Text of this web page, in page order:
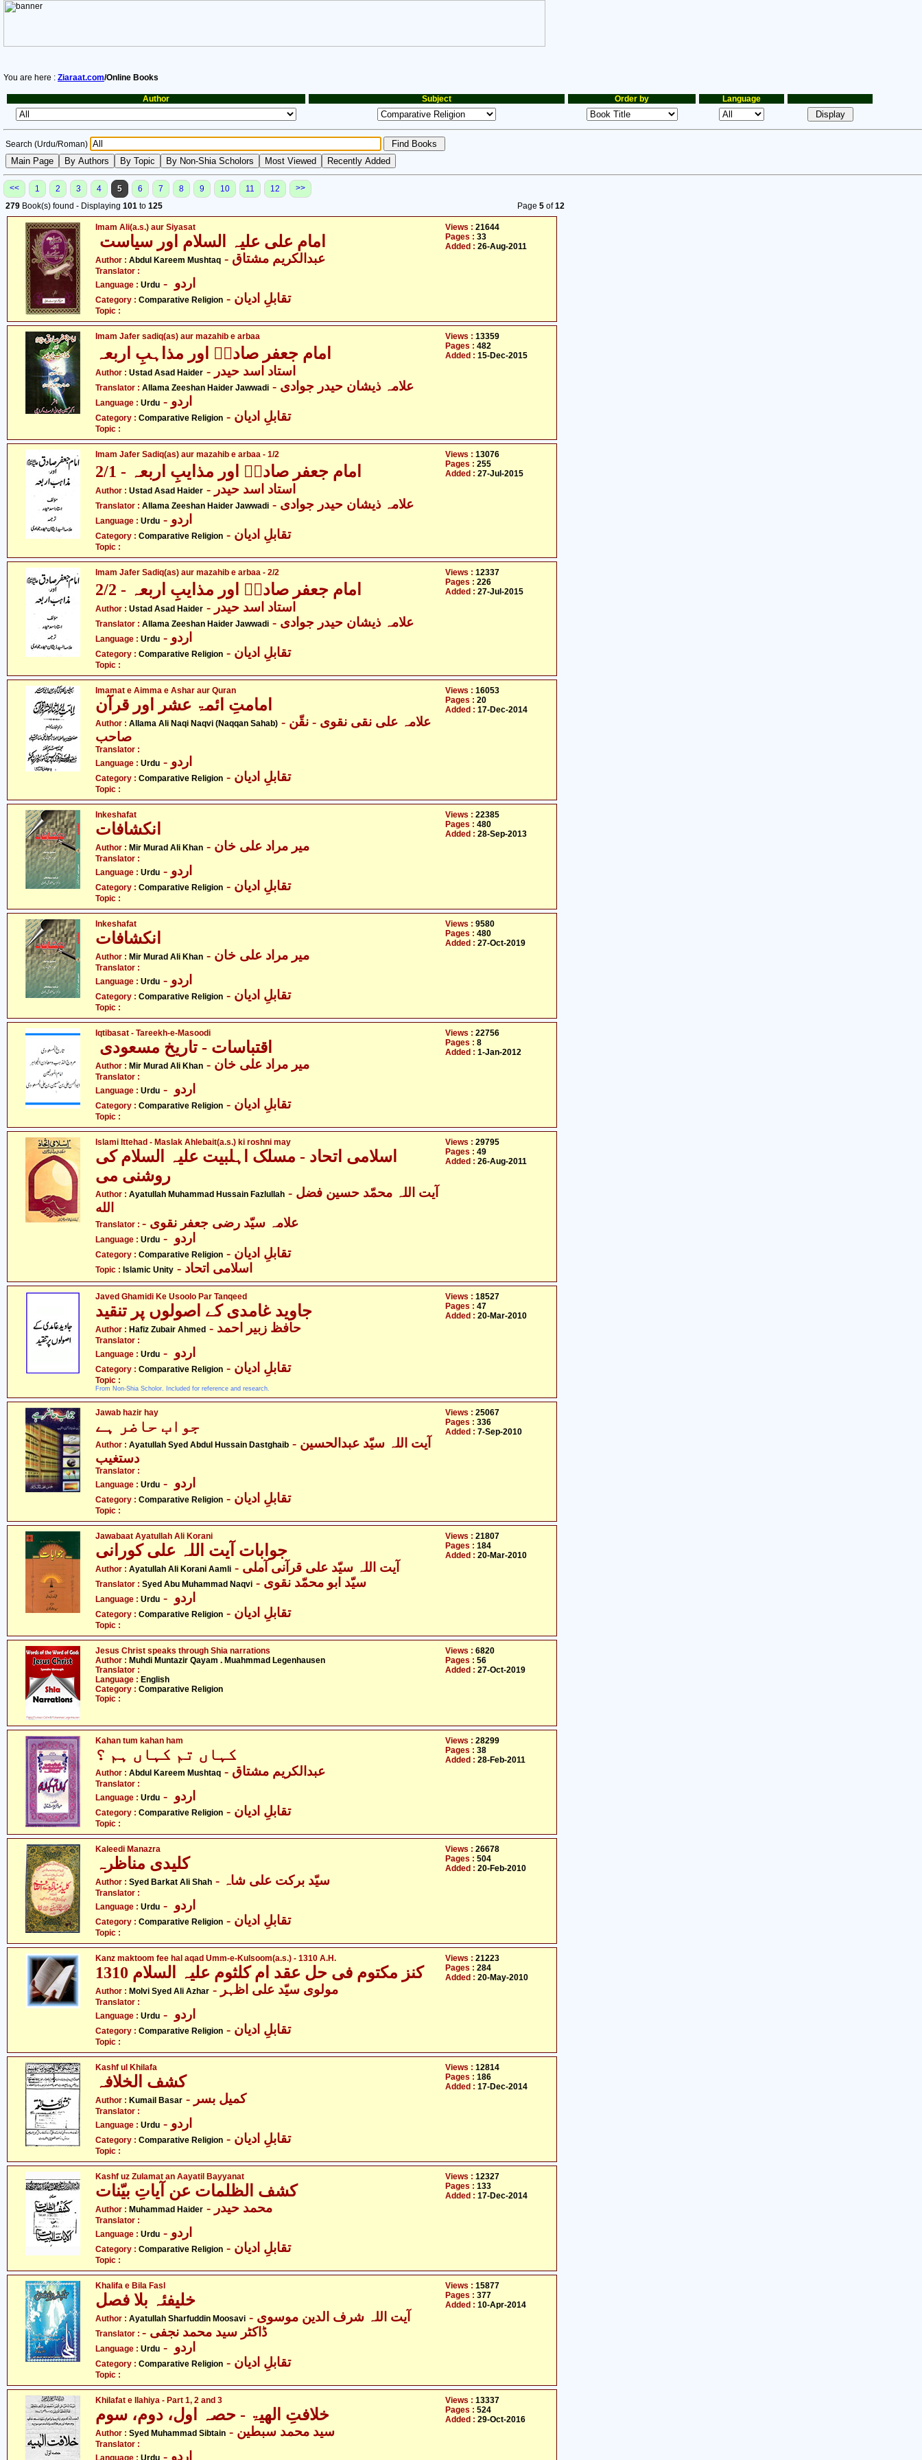
You are here : Ziaraat.com/Online Books
Author Subject Order by Language
Search (Urdu/Roman)
<< 1 2 3 4 5 6 7 8 9 10 11 12
>>
279 Book(s) found - Displaying 101 to 125 Page 5 of12
Imam Ali(a.s.) aur Siyasat
Author : Abdul Kareem Mushtaq - عبدالکریم مشتاق
Translator :
Language : Urdu
Category : Comparative Religion - تقابلِ ادیان
Topic :
Views : 21644
Pages : 33
Added : 26-Aug-2011
Imam Jafer sadiq(as) aur mazahib e arbaa
امام جعفر صادقؑ اور مذاہبِ اربعہ
Author : Ustad Asad Haider - استاد اسد حیدر
Translator : Allama Zeeshan Haider Jawwadi - علامہ ذیشان حیدر جوادی
Language : Urdu - اردو
Category : Comparative Religion - تقابلِ ادیان
Topic :
Views : 13359
Pages : 482
Added : 15-Dec-2015
Imam Jafer Sadiq(as) aur mazahib e arbaa - 1/2
امام جعفر صادقؑ اور مذایبِ اربعہ - 2/1
Author : Ustad Asad Haider - استاد اسد حیدر
Translator : Allama Zeeshan Haider Jawwadi - علامہ ذیشان حیدر جوادی
Language : Urdu - اردو
Category : Comparative Religion - تقابلِ ادیان
Topic :
Views : 13076
Pages : 255
Added : 27-Jul-2015
Imam Jafer Sadiq(as) aur mazahib e arbaa - 2/2
امام جعفر صادقؑ اور مذایبِ اربعہ - 2/2
Author : Ustad Asad Haider - استاد اسد حیدر
Translator : Allama Zeeshan Haider Jawwadi - علامہ ذیشان حیدر جوادی
Language : Urdu - اردو
Category : Comparative Religion - تقابلِ ادیان
Topic :
Views : 12337
Pages : 226
Added : 27-Jul-2015
Imamat e Aimma e Ashar aur Quran
امامتِ ائمۃ عشر اور قرآن
Author : Allama Ali Naqi Naqvi (Naqqan Sahab) - علامہ علی نقی نقوی - نقّن
صاحب
Translator :
Language : Urdu - اردو
Category : Comparative Religion - تقابلِ ادیان
Topic :
Views : 16053
Pages : 20
Added : 17-Dec-2014
Inkeshafat
انکشافات
Author : Mir Murad Ali Khan - میر مراد علی خان
Translator :
Language : Urdu - اردو
Category : Comparative Religion - تقابلِ ادیان
Topic :
Views : 22385
Pages : 480
Added : 28-Sep-2013
Inkeshafat
انکشافات
Author : Mir Murad Ali Khan - میر مراد علی خان
Translator :
Language : Urdu - اردو
Category : Comparative Religion - تقابلِ ادیان
Topic :
Views : 9580
Pages : 480
Added : 27-Oct-2019
Iqtibasat - Tareekh-e-Masoodi
اقتباسات - تاریخ مسعودی
Author : Mir Murad Ali Khan - میر مراد علی خان
Translator :
Language : Urdu
Category : Comparative Religion - تقابلِ ادیان
Topic :
Views : 22756
Pages : 8
Added : 1-Jan-2012
Islami Ittehad - Maslak Ahlebait(a.s.) ki roshni may
اسلامی اتحاد - مسلک اہلبیت علیہ السلام کی
روشنی می
Author : Ayatullah Muhammad Hussain Fazlullah - آیت اللہ محمّد حسین فضل
الله
Translator : - علامہ سیّد رضی جعفر نقوی
Language : Urdu
Category : Comparative Religion - تقابلِ ادیان
Topic : Islamic Unity - اسلامی اتحاد
Views : 29795
Pages : 49
Added : 26-Aug-2011
Javed Ghamidi Ke Usoolo Par Tanqeed
Author : Hafiz Zubair Ahmed - حافظ زبیر احمد
Translator :
Language : Urdu
Category : Comparative Religion - تقابلِ ادیان
Topic :
From Non-Shia Scholor. Included for reference and research.
Views : 18527
Pages : 47
Added : 20-Mar-2010
Jawab hazir hay
Author : Ayatullah Syed Abdul Hussain Dastghaib - آیت اللہ سیّد عبدالحسین
دستغیب
Translator :
Language : Urdu
Category : Comparative Religion - تقابلِ ادیان
Topic :
Views : 25067
Pages : 336
Added : 7-Sep-2010
Jawabaat Ayatullah Ali Korani
Author : Ayatullah Ali Korani Aamli - آیت اللہ سیّد علی قرآنی آملی
Translator : Syed Abu Muhammad Naqvi - سیّد ابو محمّد نقوی
Language : Urdu
Category : Comparative Religion - تقابلِ ادیان
Topic :
Views : 21807
Pages : 184
Added : 20-Mar-2010
Jesus Christ speaks through Shia narrations
Author : Muhdi Muntazir Qayam . Muahmmad Legenhausen
Translator :
Language : English
Category : Comparative Religion
Topic :
Views : 6820
Pages : 56
Added : 27-Oct-2019
Kahan tum kahan ham
کہاں تم کہاں ہم ؟
Author : Abdul Kareem Mushtaq - عبدالکریم مشتاق
Translator :
Language : Urdu
Category : Comparative Religion - تقابلِ ادیان
Topic :
Views : 28299
Pages : 38
Added : 28-Feb-2011
Kaleedi Manazra
کلیدی مناظرہ
Author : Syed Barkat Ali Shah - سیّد برکت علی شاہ
Translator :
Language : Urdu
Category : Comparative Religion - تقابلِ ادیان
Topic :
Views : 26678
Pages : 504
Added : 20-Feb-2010
Kanz maktoom fee hal aqad Umm-e-Kulsoom(a.s.) - 1310 A.H.
کنز مکتوم فی حل عقد ام کلثوم علیہ السلام 1310
Author : Molvi Syed Ali Azhar
Translator :
Language : Urdu
Category : Comparative Religion - تقابلِ ادیان
Topic :
Views : 21223
Pages : 284
Added : 20-May-2010
Kashf ul Khilafa
کشف الخلافہ
Author : Kumail Basar - کمیل بسر
Translator :
Language : Urdu - اردو
Category : Comparative Religion - تقابلِ ادیان
Topic :
Views : 12814
Pages : 186
Added : 17-Dec-2014
Kashf uz Zulamat an Aayatil Bayyanat
کشف الظلمات عن آیاتِ بیّنات
Author : Muhammad Haider - محمد حیدر
Translator :
Language : Urdu - اردو
Category : Comparative Religion - تقابلِ ادیان
Topic :
Views : 12327
Pages : 133
Added : 17-Dec-2014
Khalifa e Bila Fasl
خلیفئہ بلا فصل
Author : Ayatullah Sharfuddin Moosavi - آیت اللہ شرف الدین موسوی
Translator : - ڈاکٹر سید محمد نجفی
Language : Urdu
Category : Comparative Religion - تقابلِ ادیان
Topic :
Views : 15877
Pages : 377
Added : 10-Apr-2014
Khilafat e Ilahiya - Part 1, 2 and 3
خلافتِ الھیۃ - حصہ اول، دوم، سوم
Author : Syed Muhammad Sibtain - سید محمد سبطین
Translator :
Language : Urdu - اردو
Views : 13337
Pages : 524
Added : 29-Oct-2016